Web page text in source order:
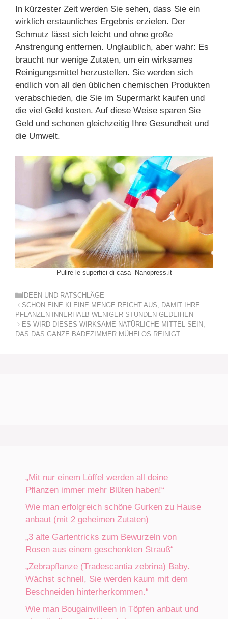
In kürzester Zeit werden Sie sehen, dass Sie ein
wirklich erstaunliches Ergebnis erzielen. Der
Schmutz lässt sich leicht und ohne große
Anstrengung entfernen. Unglaublich, aber wahr: Es
braucht nur wenige Zutaten, um ein wirksames
Reinigungsmittel herzustellen. Sie werden sich
endlich von all den üblichen chemischen Produkten
verabschieden, die Sie im Supermarkt kaufen und
die viel Geld kosten. Auf diese Weise sparen Sie
Geld und schonen gleichzeitig Ihre Gesundheit und
die Umwelt.
Pulire le superfici di casa -Nanopress.it
Kategorien
IDEEN UND RATSCHLÄGE
SCHON EINE KLEINE MENGE REICHT AUS, DAMIT IHRE
PFLANZEN INNERHALB WENIGER STUNDEN GEDEIHEN
ES WIRD DIESES WIRKSAME NATÜRLICHE MITTEL SEIN,
DAS DAS GANZE BADEZIMMER MÜHELOS REINIGT
„Mit nur einem Löffel werden all deine
Pflanzen immer mehr Blüten haben!“
Wie man erfolgreich schöne Gurken zu Hause
anbaut (mit 2 geheimen Zutaten)
„3 alte Gartentricks zum Bewurzeln von
Rosen aus einem geschenkten Strauß“
„Zebrapflanze (Tradescantia zebrina) Baby.
Wächst schnell, Sie werden kaum mit dem
Beschneiden hinterherkommen.“
Wie man Bougainvilleen in Töpfen anbaut und